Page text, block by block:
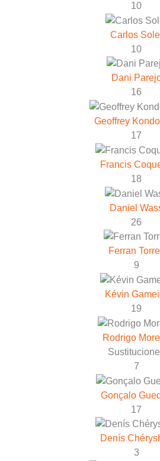
10
Carlos
10
Dani
16
Geoffrey
17
Francis
18
Daniel
26
Ferran
9
Kévin
19
Rodrigo
7
Gonçalo
17
Denís
3